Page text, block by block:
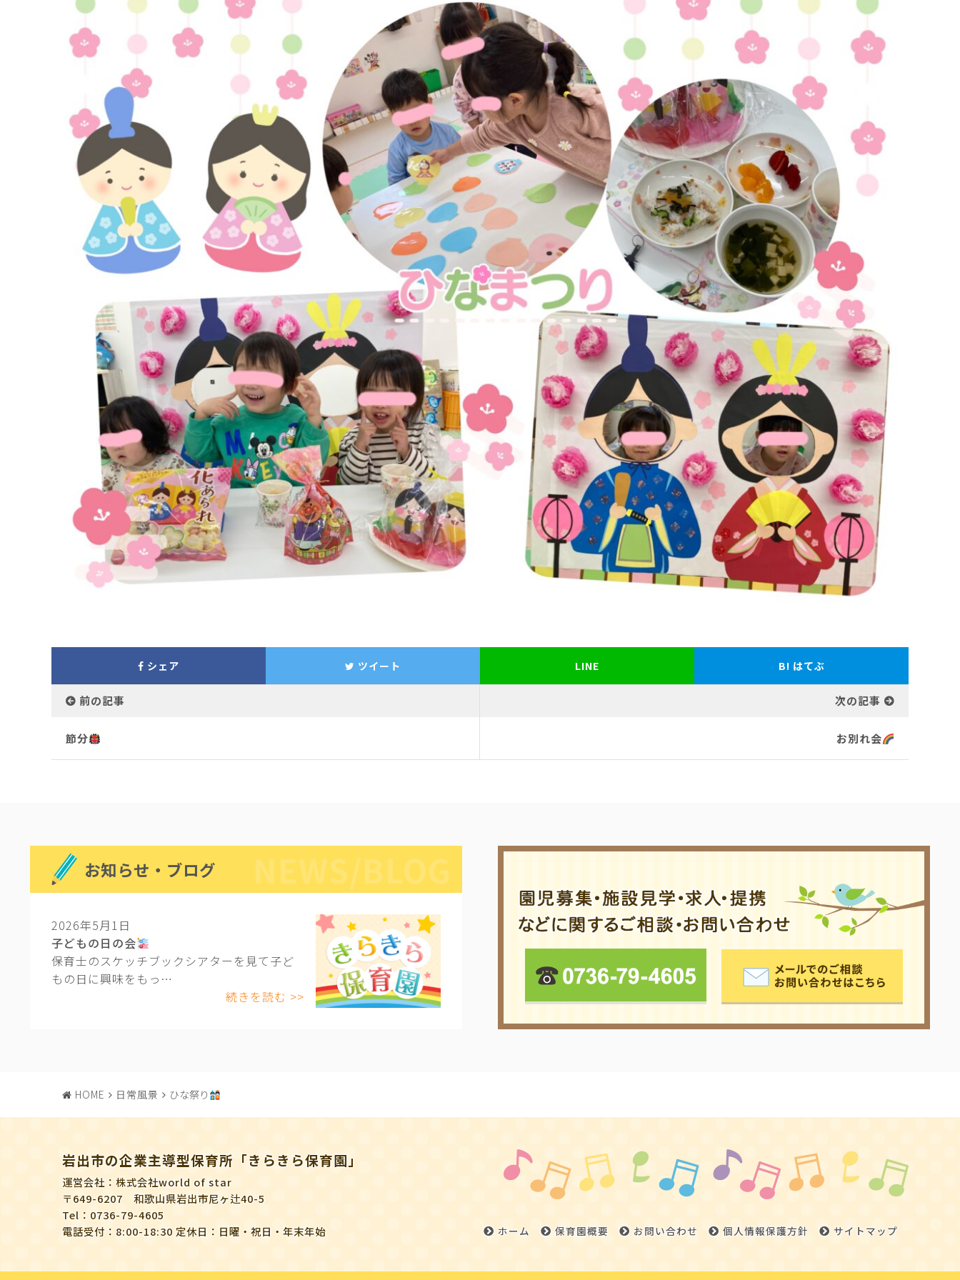
シェア ツイート LINE B! はてぶ
前の記事
節分
次の記事
お別れ会
お知らせ・ブログ NEWS/BLOG
2026年5月1日
子どもの日の会
保育士のスケッチブックシアターを見て子ど
もの日に興味をもっ…
続きを読む >>
HOME 日常風景 ひな祭り
岩出市の企業主導型保育所「きらきら保育園」
運営会社：株式会社world of star
〒649-6207 和歌山県岩出市尼ヶ辻40-5
Tel：0736-79-4605
電話受付：8:00-18:30 定休日：日曜・祝日・年末年始
ホーム 保育園概要 お問い合わせ 個人情報保護方針 サイトマップ